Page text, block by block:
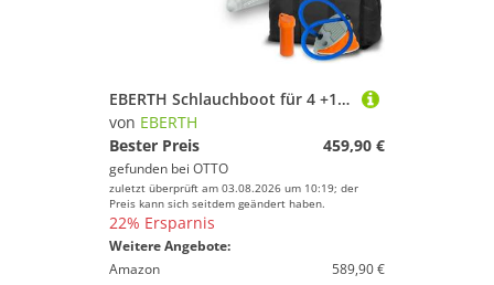
EBERTH Schlauchboot für 4 +1 Personen aus robustem PVC mit 2x Sitzbank, 2X Paddel, Aluboden, Reparaturset, Pumpe, Tragetasche
von EBERTH
Bester Preis
459,90 €
gefunden bei OTTO
zuletzt überprüft am 03.08.2026 um 10:19; der
Preis kann sich seitdem geändert haben.
22% Ersparnis
Weitere Angebote:
Amazon
589,90 €